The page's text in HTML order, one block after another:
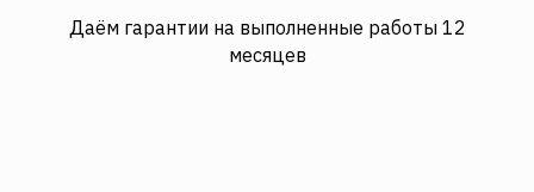
Даём гарантии на выполненные работы 12
месяцев